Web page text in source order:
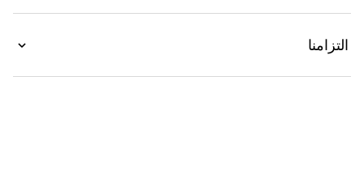
التزامنا